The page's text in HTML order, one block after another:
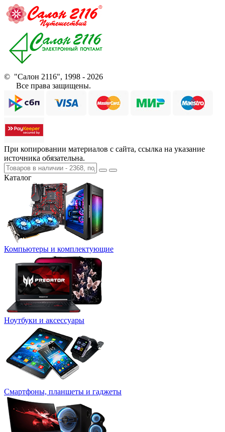
© "Салон 2116", 1998 - 2026
Все права защищены.
При копировании материалов с сайта, ссылка на указание
источника обязательна.
Каталог
Компьютеры и комплектующие
Ноутбуки и аксессуары
Смартфоны, планшеты и гаджеты